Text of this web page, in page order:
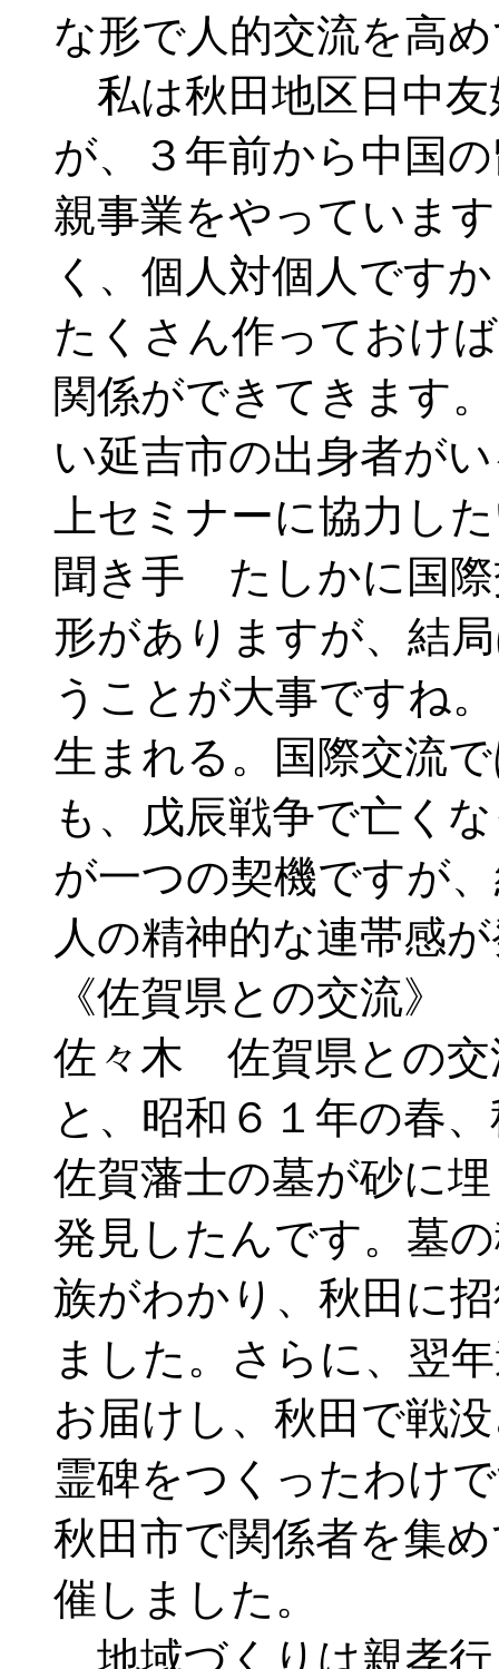
な形で人的交流を高
私は秋田地区日中
が、３年前から中国
親事業をやっていま
く、個人対個人です
たくさん作っておけ
関係ができてきます
い延吉市の出身者が
上セミナーに協力し
聞き手 たしかに国際
形がありますが、結
うことが大事ですね
生まれる。国際交流
も、戊辰戦争で亡く
が一つの契機ですが
人の精神的な連帯感
《佐賀県との交流》
佐々木 佐賀県との交
と、昭和６１年の春
佐賀藩士の墓が砂に
発見したんです。墓
族がわかり、秋田に
ました。さらに、翌
お届けし、秋田で戦
霊碑をつくったわけ
秋田市で関係者を集
催しました。
地域づくりは親孝